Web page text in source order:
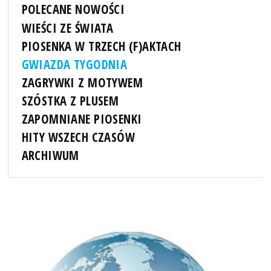
POLECANE NOWOŚCI
WIEŚCI ZE ŚWIATA
PIOSENKA W TRZECH (F)AKTACH
GWIAZDA TYGODNIA
ZAGRYWKI Z MOTYWEM
SZÓSTKA Z PLUSEM
ZAPOMNIANE PIOSENKI
HITY WSZECH CZASÓW
ARCHIWUM